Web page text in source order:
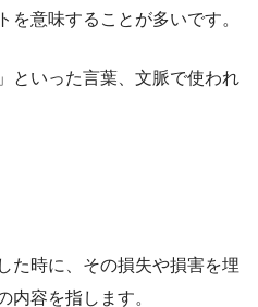
を意味することが多いです。
といった言葉、文脈で使われ
た時に、その損失や損害を埋
内容を指します。